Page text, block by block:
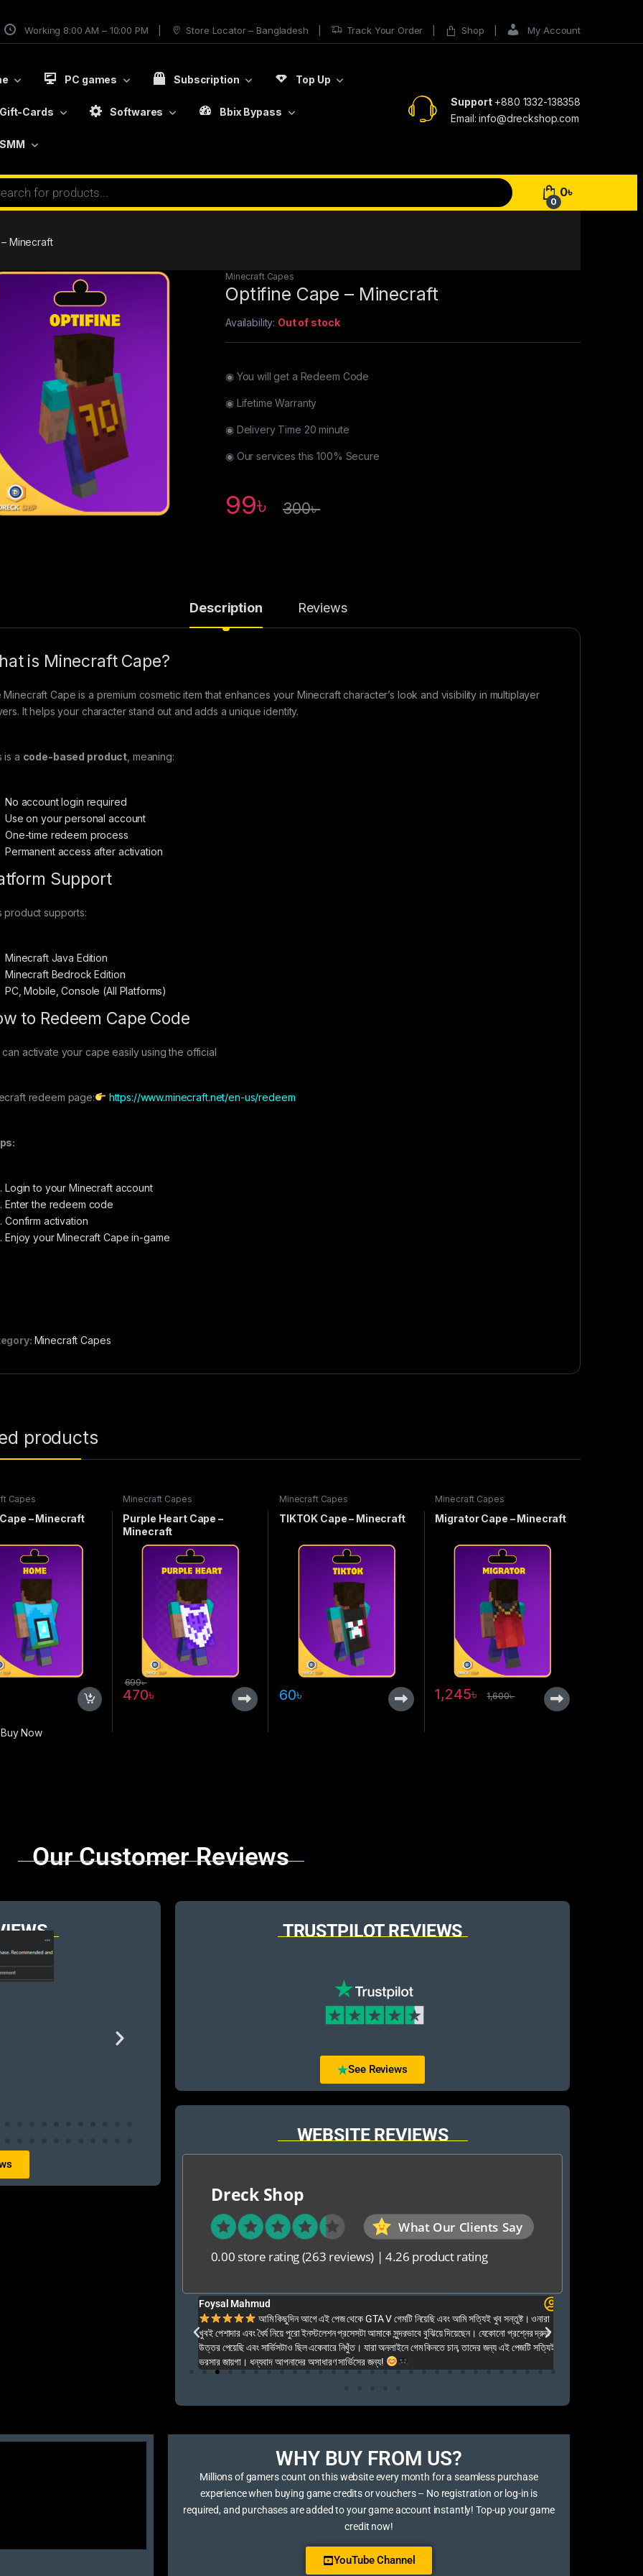
Working 8:00 AM – 10:00 PM Store Locator – Bangladesh Track Your Order Shop My Account
PC games Subscription Top Up
Gift-Cards Softwares Bbix Bypass
SMM
Support+880 1332-138358
Email: info@dreckshop.com
0
0৳
Minecraft
Minecraft Capes
Optifine Cape – Minecraft
Availability: Out of stock
◉ You will get a Redeem Code
◉ Lifetime Warranty
◉ Delivery Time 20 minute
◉ Our services this 100% Secure
99৳ 300৳
Description Reviews
is Minecraft Cape?
Minecraft Cape is a premium cosmetic item that enhances your Minecraft character’s look and visibility in multiplayer
It helps your character stand out and adds a unique identity.
is a code-based product , meaning:
No account login required
Use on your personal account
One-time redeem process
Permanent access after activation
Support
product supports:
Minecraft Java Edition
Minecraft Bedrock Edition
PC, Mobile, Console (All Platforms)
to Redeem Cape Code
can activate your cape easily using the official
redeem page: https://www.minecraft.net/en-us/redeem
Login to your Minecraft account
Enter the redeem code
Confirm activation
Enjoy your Minecraft Cape in-game
Minecraft Capes
products
Capes
– Minecraft
Buy Now
Minecraft Capes
Purple Heart Cape –
Minecraft
470৳
699৳
Minecraft Capes
TIKTOK Cape – Minecraft
60৳
Minecraft Capes
Migrator Cape – Minecraft
1,245৳ 1,600৳
Our Customer Reviews
TRUSTPILOT REVIEWS
See Reviews
WEBSITE REVIEWS
Dreck Shop
What Our Clients Say
0.00 store rating(263 reviews) |4.26 product rating
Foysal Mahmud
আমি কিছুদিন আগে এই পেজ থেকে GTA V গেমটি নিয়েছি এবং আমি সত্যিই খুব সন্তুষ্ট। ওনারা
খুবই পেশাদার এবং ধৈর্য নিয়ে পুরো ইনস্টলেশন প্রসেসটা আমাকে সুন্দরভাবে বুঝিয়ে দিয়েছেন। যেকোনো প্রশ্নের দ্রুত
উত্তর পেয়েছি এবং সার্ভিসটাও ছিল একেবারে নিখুঁত। যারা অনলাইনে গেম কিনতে চান, তাদের জন্য এই পেজটি সত্যিই
ভরসার জায়গা। ধন্যবাদ আপনাদের অসাধারণ সার্ভিসের জন্য!
WHY BUY FROM US?​
Millions of gamers count on this website every month for a seamless purchase
experience when buying game credits or vouchers – No registration or log-in is
required, and purchases are added to your game account instantly! Top-up your game
credit now!
YouTube Channel